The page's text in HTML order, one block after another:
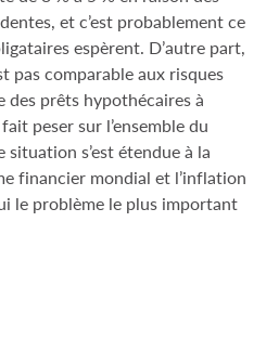
et c’est probablement ce
espèrent. D’autre part,
pas comparable aux risques
des prêts hypothécaires à
peser sur l’ensemble du
s’est étendue à la
financier mondial et l’inflation
le problème le plus important